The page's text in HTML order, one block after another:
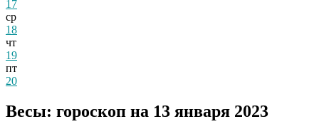
17
ср
18
чт
19
пт
20
Весы: гороскоп на 13 января 2023